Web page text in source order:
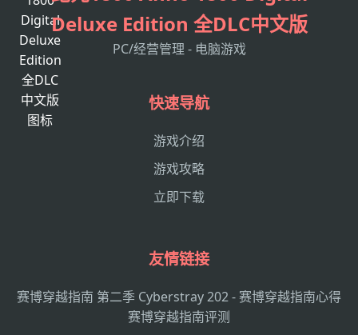
Deluxe Edition 全DLC中文版
PC/经营管理 - 电脑游戏
快速导航
游戏介绍
游戏攻略
立即下载
友情链接
赛博穿越指南 第二季 Cyberstray 202 - 赛博穿越指南心得
赛博穿越指南评测